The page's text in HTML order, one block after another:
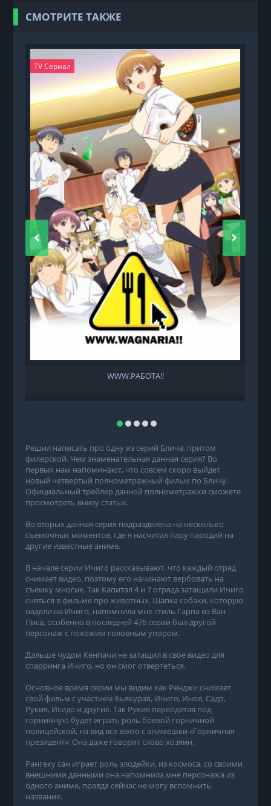
СМОТРИТЕ ТАКЖЕ
TV Сериал
WWW.РАБОТА!!
Решил написать про одну из серий Блича, притом
филерской. Чем знаменательная данная серия? Во
первых нам напоминают, что совсем скоро выйдет
новый четвертый полнометражный фильм по Бличу.
Официальный трейлер данной полнометражки сможете
просмотреть внизу статьи.
Во вторых данная серия подразделена на несколько
съемочных моментов, где я насчитал пару пародий на
другие известные аниме.
В начале серии Ичиго рассказывают, что каждый отряд
снимает видео, поэтому его начинают вербовать на
съемку многие. Так Капитал 4 и 7 отряда затащили Ичиго
сняться в фильме про животных. Шапка собаки, которую
надели на Ичиго, напомнила мне стиль Гарпа из Ван
Писа, особенно в последней 476 серии был другой
персонаж с похожим головным упором.
Дальше чудом Кенпачи не затащил в свое видео для
спарринга Ичиго, но он смог отвертеться.
Основное время серии мы видим как Ренджи снимает
свой фильм с участием Бьякурая, Ичиго, Иноя, Садо,
Рукия, Исидо и другие. Так Рукия переодетая под
горничную будет играть роль боевой горничной
полицейской, на вид все взято с анимешки «Горничная
президент». Она даже говорит слово хозяин.
Рангеку сан играет роль злодейки, из космоса, со своими
внешними данными она напомнила мне персонажа из
одного аниме, правда сейчас не могу вспомнить
название.